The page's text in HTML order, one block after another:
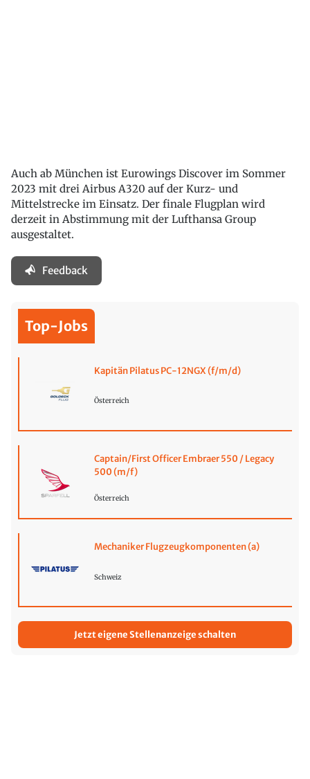
Auch ab München ist Eurowings Discover im Sommer
2023 mit drei Airbus A320 auf der Kurz- und
Mittelstrecke im Einsatz. Der finale Flugplan wird
derzeit in Abstimmung mit der Lufthansa Group
ausgestaltet.
Feedback
Top-Jobs
Kapitän Pilatus PC-12NGX (f/m/d)
Österreich
Captain/First Officer Embraer 550 / Legacy
500 (m/f)
Österreich
Mechaniker Flugzeugkomponenten (a)
Schweiz
Jetzt eigene Stellenanzeige schalten